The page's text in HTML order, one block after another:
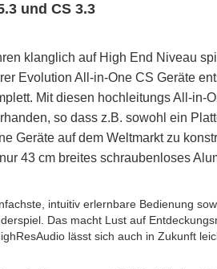
und CS 3.3
klanglich auf High End Niveau
Evolution All-in-One CS Geräte
Mit diesen hochleitungs All-in-
so dass z.B. sowohl ein
Geräte auf dem Weltmarkt zu
43 cm breites schraubenloses
intuitiv erlernbare Bedienung
Das macht Lust auf
lässt sich auch in Zukunft